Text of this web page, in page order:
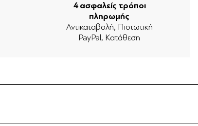
4 ασφαλείς τρόποι
πληρωμής
Αντικαταβολή, Πιστωτική
PayPal, Κατάθεση